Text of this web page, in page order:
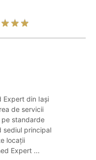
Expert din Iași
de servicii
standarde
sediul principal
locații
Expert ...